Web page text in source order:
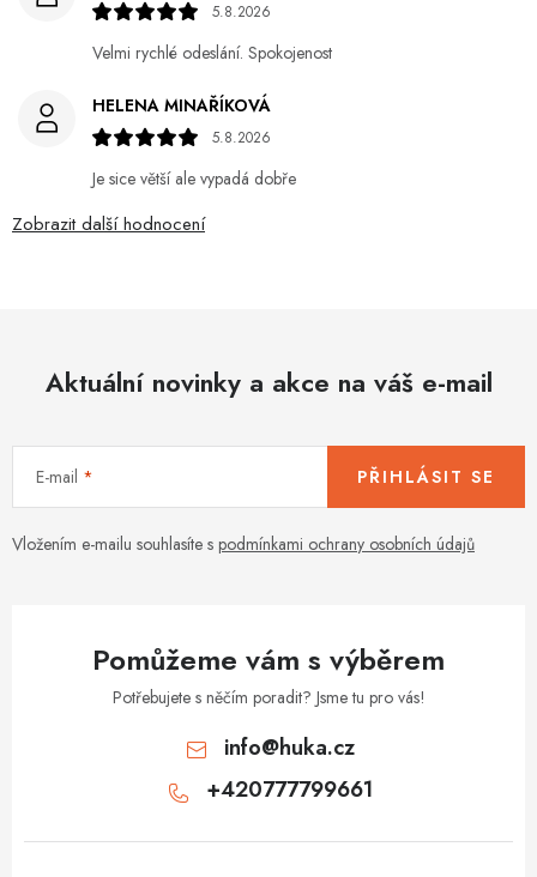
5.8.2026
Velmi rychlé odeslání. Spokojenost
HELENA MINAŘÍKOVÁ
5.8.2026
Je sice větší ale vypadá dobře
Zobrazit další hodnocení
Aktuální novinky a akce na váš e-mail
E-mail
Vložením e-mailu souhlasíte s podmínkami ochrany osobních údajů
PŘIHLÁSIT SE
Pomůžeme vám s výběrem
Potřebujete s něčím poradit? Jsme tu pro vás!
info@huka.cz
+420777799661